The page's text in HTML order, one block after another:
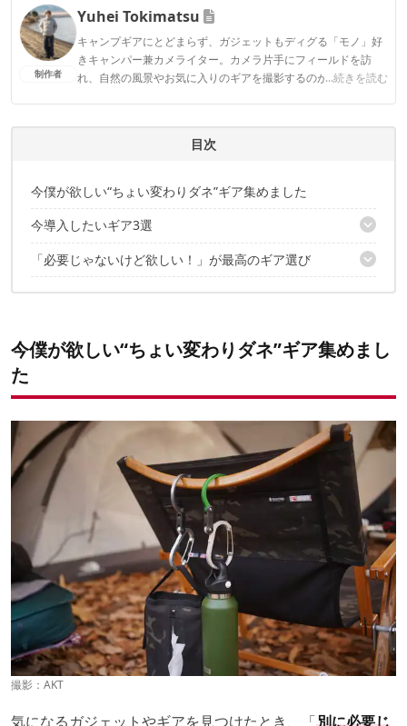
CAMP HACK編集部のプロフィール
制作者
Yuhei Tokimatsu
キャンプギアにとどまらず、ガジェットもディグる「モノ」好
きキャンパー兼カメライター。カメラ片手にフィールドを訪
れ、自然の風景やお気に入りのギアを撮影するのが趣味。
...続きを読む
Yuhei Tokimatsuのプロフィール
目次
今僕が欲しい“ちょい変わりダネ”ギア集めました
今導入したいギア3選
1｜Ticket To The Moon / エコバッグ
「必要じゃないけど欲しい！」が最高のギア選び
今僕が欲しい“ちょい変わりダネ”ギア集めまし
た
撮影： AKT
気になるガジェットやギアを見つけたとき、「別に必要じ